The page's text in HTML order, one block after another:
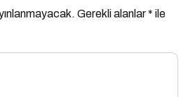
Gerekli alanlar* ile